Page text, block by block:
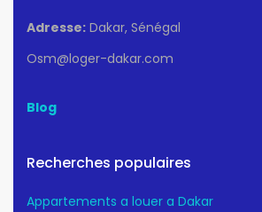
Adresse: Dakar, Sénégal
Osm@loger-dakar.com
Blog
Recherches populaires
Appartements a louer a Dakar